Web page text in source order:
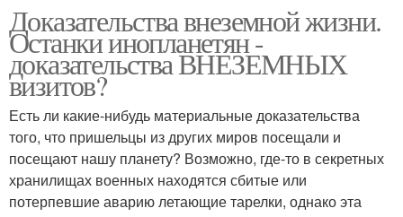
Доказательства внеземной жизни.
Останки инопланетян -
доказательства ВНЕЗЕМНЫХ
визитов?
Есть ли какие-нибудь материальные доказательства
того, что пришельцы из других миров посещали и
посещают нашу планету? Возможно, где-то в секретных
хранилищах военных находятся сбитые или
потерпевшие аварию летающие тарелки, однако эта